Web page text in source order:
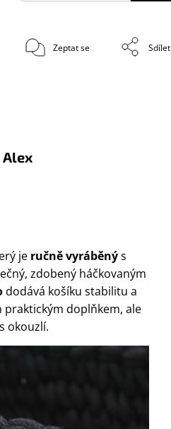
Zeptat se Sdílet
Alex
je ručně vyráběnýs
zdobený háčkovaným
dodává košíku stabilitu a
doplňkem, ale
okouzlí.